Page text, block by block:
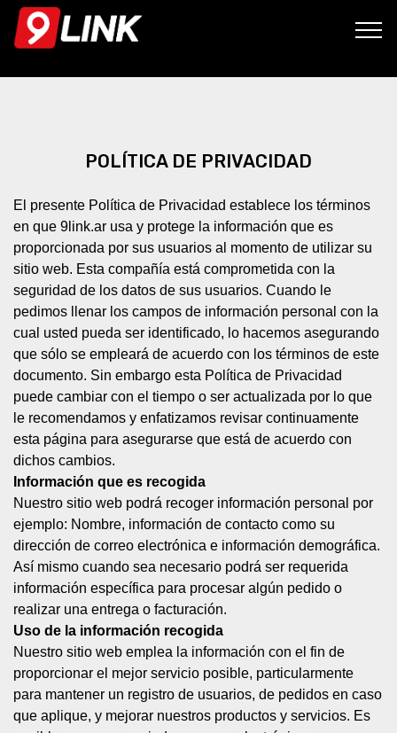
POLÍTICA DE PRIVACIDAD
El presente Política de Privacidad establece los términos
en que 9link.ar usa y protege la información que es
proporcionada por sus usuarios al momento de utilizar su
sitio web. Esta compañía está comprometida con la
seguridad de los datos de sus usuarios. Cuando le
pedimos llenar los campos de información personal con la
cual usted pueda ser identificado, lo hacemos asegurando
que sólo se empleará de acuerdo con los términos de este
documento. Sin embargo esta Política de Privacidad
puede cambiar con el tiempo o ser actualizada por lo que
le recomendamos y enfatizamos revisar continuamente
esta página para asegurarse que está de acuerdo con
dichos cambios.
Información que es recogida
Nuestro sitio web podrá recoger información personal por
ejemplo: Nombre, información de contacto como su
dirección de correo electrónica e información demográfica.
Así mismo cuando sea necesario podrá ser requerida
información específica para procesar algún pedido o
realizar una entrega o facturación.
Uso de la información recogida
Nuestro sitio web emplea la información con el fin de
proporcionar el mejor servicio posible, particularmente
para mantener un registro de usuarios, de pedidos en caso
que aplique, y mejorar nuestros productos y servicios. Es